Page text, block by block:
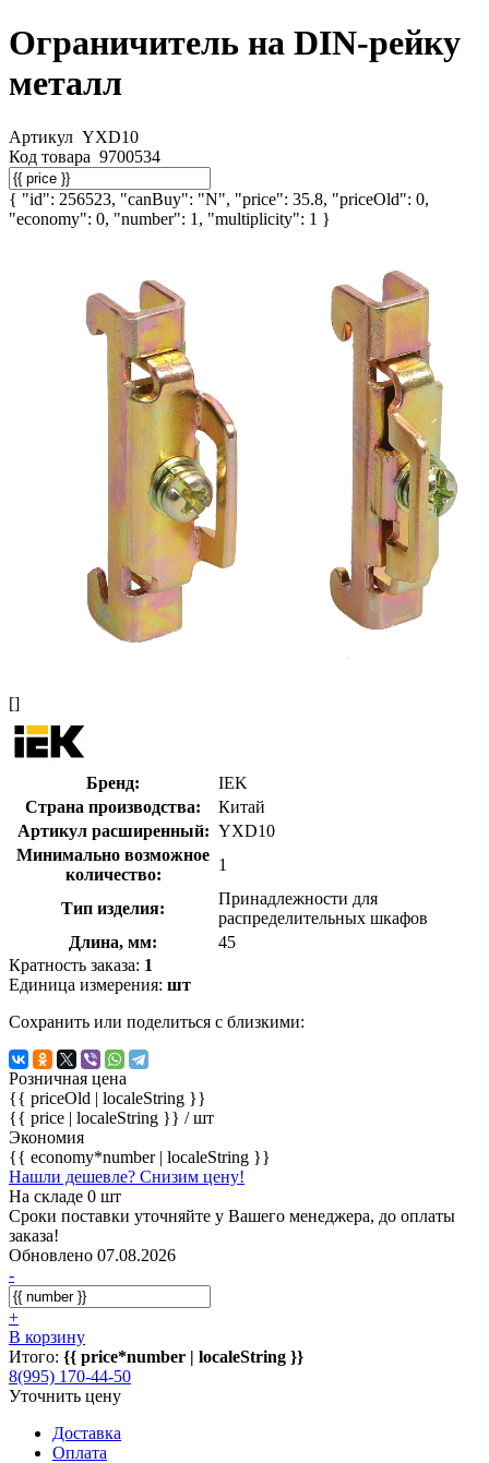
Ограничитель на DIN-рейку
металл
Артикул YXD10
Код товара 9700534
{ "id": 256523, "canBuy": "N", "price": 35.8, "priceOld": 0,
"economy": 0, "number": 1, "multiplicity": 1 }
[]
Бренд:
IEK
Страна производства:
Китай
Артикул расширенный: YXD10
Минимально возможное
количество:
1
Тип изделия:
Принадлежности для
распределительных шкафов
Длина, мм:
45
Кратность заказа: 1
Единица измерения: шт
Сохранить или поделиться с близкими:
Розничная цена
{{ priceOld | localeString }}
{{ price | localeString }} / шт
Экономия
{{ economy*number | localeString }}
Нашли дешевле? Снизим цену!
На складе 0 шт
Сроки поставки уточняйте у Вашего менеджера, до оплаты
заказа!
Обновлено 07.08.2026
-
+
В корзину
Итого: {{ price*number | localeString }}
8(995) 170-44-50
Уточнить цену
Доставка
Оплата